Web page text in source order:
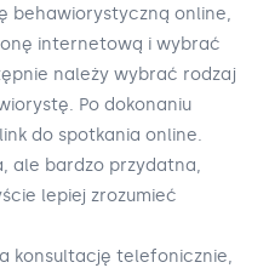
behawiorystyczną online,
internetową i wybrać
należy wybrać rodzaj
Po dokonaniu
do spotkania online.
ale bardzo przydatna,
lepiej zrozumieć
konsultację telefonicznie,